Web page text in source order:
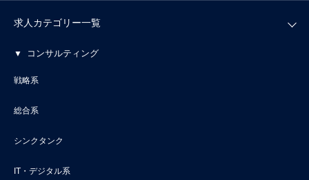
求人カテゴリー一覧
コンサルティング
戦略系
総合系
シンクタンク
IT・デジタル系